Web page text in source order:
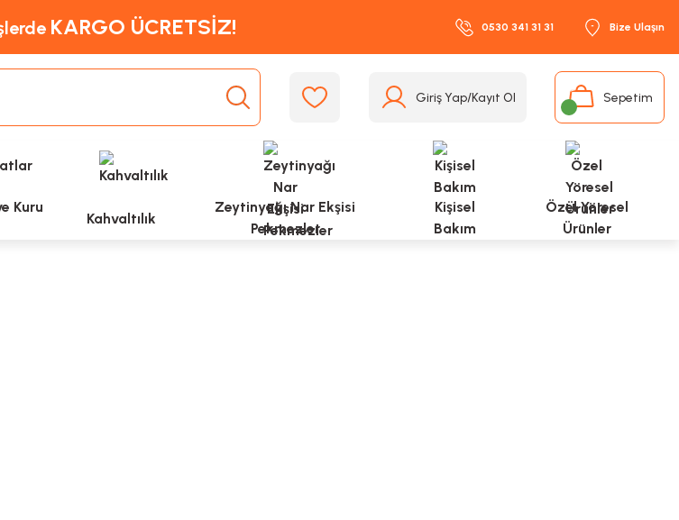
KARGO ÜCRETSİZ! 0530 341 31 31 Bize Ulaşın
Giriş Yap/Kayıt Ol Sepetim
Kuru
Kahvaltılık
Zeytinyağı Nar Ekşisi
Pekmezler
Kişisel
Bakım
Özel Yöresel
Ürünler